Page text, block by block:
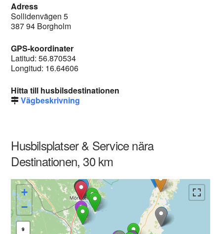
Adress
Sollidenvägen 5
387 94 Borgholm
GPS-koordinater
Latitud: 56.870534
Longitud: 16.64606
Hitta till husbilsdestinationen
Vägbeskrivning
Husbilsplatser & Service nära
Destinationen, 30 km
+
−
9